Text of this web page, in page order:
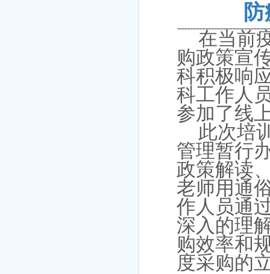
在当前
购政策宣
科积极响
科工作人
参加了线
此次培
管理暂行
政策解读
老师用通
作人员通
深入的理
购效率和
度采购的